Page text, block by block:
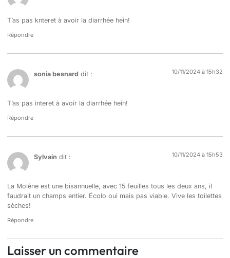
T’as pas knteret à avoir la diarrhée hein!
Répondre
sonia besnard dit : 10/11/2024 à 15h32
T’as pas interet à avoir la diarrhée hein!
Répondre
Sylvain dit : 10/11/2024 à 15h53
La Molène est une bisannuelle, avec 15 feuilles tous les deux ans, il
faudrait un champs entier. Écolo oui mais pas viable. Vive les toilettes
sèches!
Répondre
Laisser un commentaire